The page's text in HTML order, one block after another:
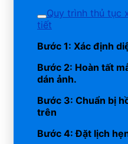
Quy trình thủ tục
tiết
Bước 1: Xác định
Bước 2: Hoàn tất
dán ảnh.
Bước 3: Chuẩn bị
trên
Bước 4: Đặt lịch